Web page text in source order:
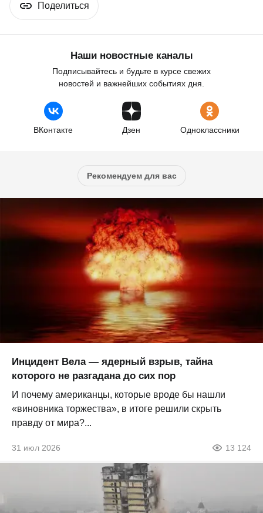
Поделиться
Наши новостные каналы
Подписывайтесь и будьте в курсе свежих
новостей и важнейших событиях дня.
ВКонтакте Дзен Одноклассники
Рекомендуем для вас
Инцидент Вела — ядерный взрыв, тайна
которого не разгадана до сих пор
И почему американцы, которые вроде бы нашли
«виновника торжества», в итоге решили скрыть
правду от мира?...
31 июл 2026 13 124